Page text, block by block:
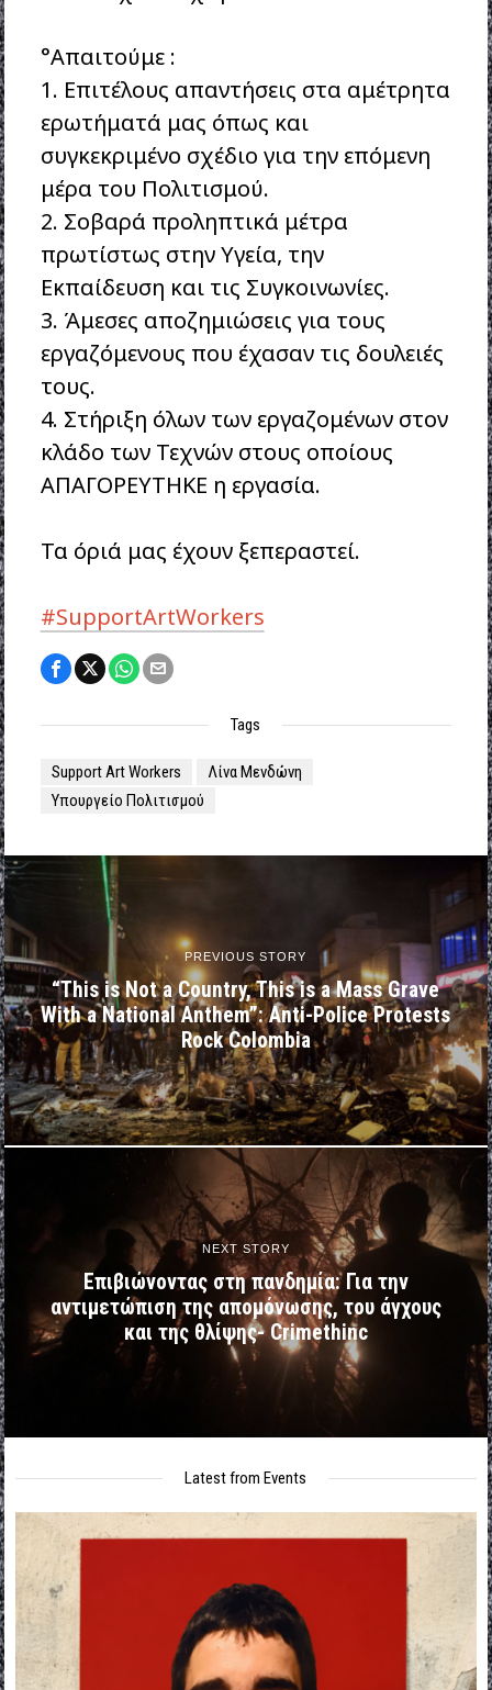
°Απαιτούμε :
1. Eπιτέλους απαντήσεις στα αμέτρητα
ερωτήματά μας όπως και
συγκεκριμένο σχέδιο για την επόμενη
μέρα του Πολιτισμού.
2. Σοβαρά προληπτικά μέτρα
πρωτίστως στην Υγεία, την
Εκπαίδευση και τις Συγκοινωνίες.
3. Άμεσες αποζημιώσεις για τους
εργαζόμενους που έχασαν τις δουλειές
τους.
4. Στήριξη όλων των εργαζομένων στον
κλάδο των Τεχνών στους οποίους
ΑΠΑΓΟΡΕΥΤΗΚΕ η εργασία.
Τα όριά μας έχουν ξεπεραστεί.
#SupportArtWorkers
Tags
Support Art Workers
Λίνα Μενδώνη
Υπουργείο Πολιτισμού
PREVIOUS STORY
“This is Not a Country, This is a Mass Grave
With a National Anthem”: Anti-Police Protests
Rock Colombia
NEXT STORY
Επιβιώνοντας στη πανδημία: Για την
αντιμετώπιση της απομόνωσης, του άγχους
και της θλίψης- Crimethinc
Latest from Events